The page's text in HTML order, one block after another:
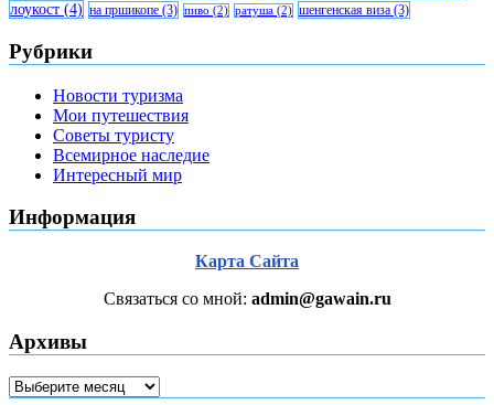
лоукост (4) на пршикопе (3) пиво (2) ратуша (2) шенгенская виза (3)
Рубрики
Новости туризма
Мои путешествия
Советы туристу
Всемирное наследие
Интересный мир
Информация
Карта Сайта
Связаться со мной: admin@gawain.ru
Архивы
Архивы